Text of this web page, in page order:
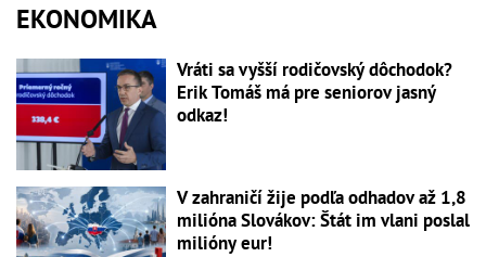
EKONOMIKA
Vráti sa vyšší rodičovský dôchodok?
Erik Tomáš má pre seniorov jasný
odkaz!
V zahraničí žije podľa odhadov až 1,8
milióna Slovákov: Štát im vlani poslal
milióny eur!